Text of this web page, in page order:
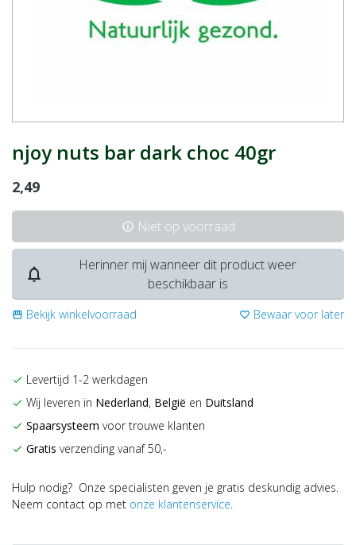
njoy nuts bar dark choc 40gr
2,49
info Niet op voorraad
notifications_none
Herinner mij wanneer dit product weer
beschikbaar is
storefront Bekijk winkelvoorraad favorite_border Bewaar voor later
check Levertijd 1-2 werkdagen
check Wij leveren in Nederland, België en Duitsland
check Spaarsysteem voor trouwe klanten
check Gratis verzending vanaf 50,-
Hulp nodig? Onze specialisten geven je gratis deskundig advies.
Neem contact op met onze klantenservice.